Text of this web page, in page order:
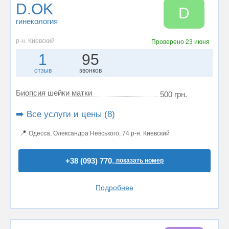
D.OK
гинекология D
р-н. Киевский Проверено 23 июня
1
отзыв
95
звонков
Биопсия шейки матки 500 грн.
➡️ Все услуги и цены (8)
📍 Одесса, Олександра Невського, 74 р-н. Киевский
+38 (093) 770..показать номер
Подробнее